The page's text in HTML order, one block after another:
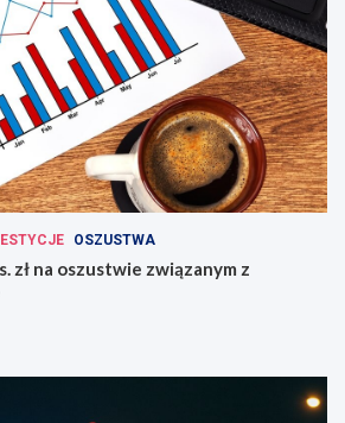
OSZUSTWA
zł na oszustwie związanym z